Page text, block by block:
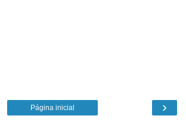
›
Página inicial